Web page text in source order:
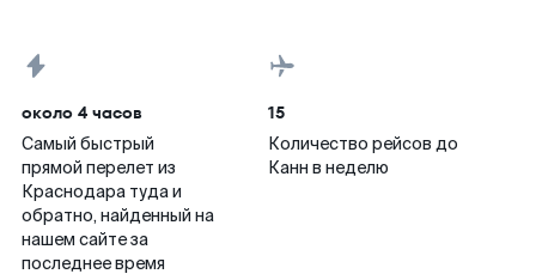
около 4 часов
Самый быстрый
прямой перелет из
Краснодара туда и
обратно, найденный на
нашем сайте за
последнее время
15
Количество рейсов до
Канн в неделю